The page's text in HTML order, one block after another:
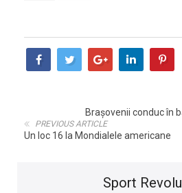
Braşovenii conduc în
PREVIOUS ARTICLE
Un loc 16 la Mondialele americane
Sport